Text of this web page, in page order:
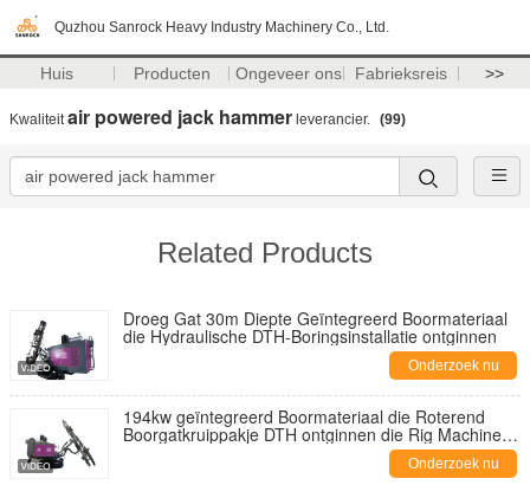
Quzhou Sanrock Heavy Industry Machinery Co., Ltd.
Huis Producten Ongeveer ons Fabrieksreis >>
Kwaliteitair powered jack hammer leverancier. (99)
Related Products
Droeg Gat 30m Diepte Geïntegreerd Boormateriaal
die Hydraulische DTH-Boringsinstallatie ontginnen
Onderzoek nu
194kw geïntegreerd Boormateriaal die Roterend
Boorgatkruippakje DTH ontginnen die Rig Machine
Onderzoek nu